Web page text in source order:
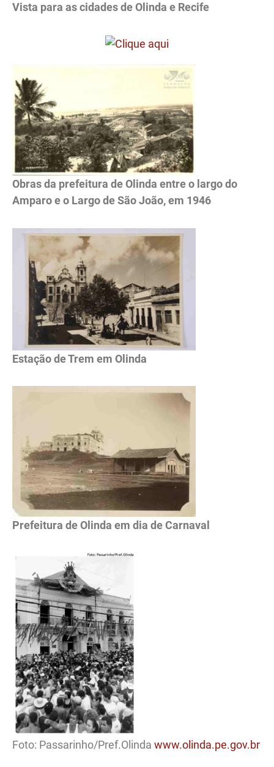
Vista para as cidades de Olinda e Recife
Obras da prefeitura de Olinda entre o largo do
Amparo e o Largo de São João, em 1946
Estação de Trem em Olinda
Prefeitura de Olinda em dia de Carnaval
Foto: Passarinho/Pref.Olinda www.olinda.pe.gov.br